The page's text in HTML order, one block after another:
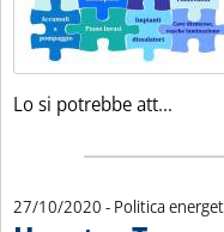
Lo si potrebbe att...
27/10/2020 - Politica